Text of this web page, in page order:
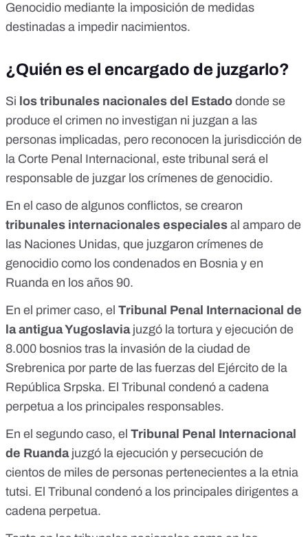
Genocidio mediante la imposición de medidas
destinadas a impedir nacimientos.
¿Quién es el encargado de juzgarlo?
Si los tribunales nacionales del Estado donde se
produce el crimen no investigan ni juzgan a las
personas implicadas, pero reconocen la jurisdicción de
la Corte Penal Internacional, este tribunal será el
responsable de juzgar los crímenes de genocidio.
En el caso de algunos conflictos, se crearon
tribunales internacionales especiales al amparo de
las Naciones Unidas, que juzgaron crímenes de
genocidio como los condenados en Bosnia y en
Ruanda en los años 90.
En el primer caso, el Tribunal Penal Internacional de
la antigua Yugoslaviajuzgó la tortura y ejecución de
8.000 bosnios tras la invasión de la ciudad de
Srebrenica por parte de las fuerzas del Ejército de la
República Srpska. El Tribunal condenó a cadena
perpetua a los principales responsables.
En el segundo caso, el Tribunal Penal Internacional
de Ruandajuzgó la ejecución y persecución de
cientos de miles de personas pertenecientes a la etnia
tutsi. El Tribunal condenó a los principales dirigentes a
cadena perpetua.